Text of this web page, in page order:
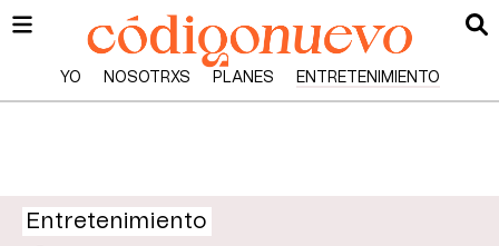
YO NOSOTRXS PLANES ENTRETENIMIENTO
Entretenimiento